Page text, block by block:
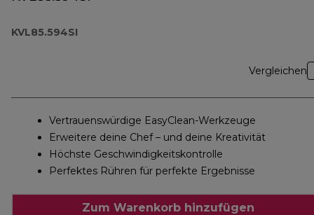
KVL85.594SI
Vergleichen
Vertrauenswürdige EasyClean-Werkzeuge
Erweitere deine Chef – und deine Kreativität
Höchste Geschwindigkeitskontrolle
Perfektes Rühren für perfekte Ergebnisse
Zum Warenkorb hinzufügen